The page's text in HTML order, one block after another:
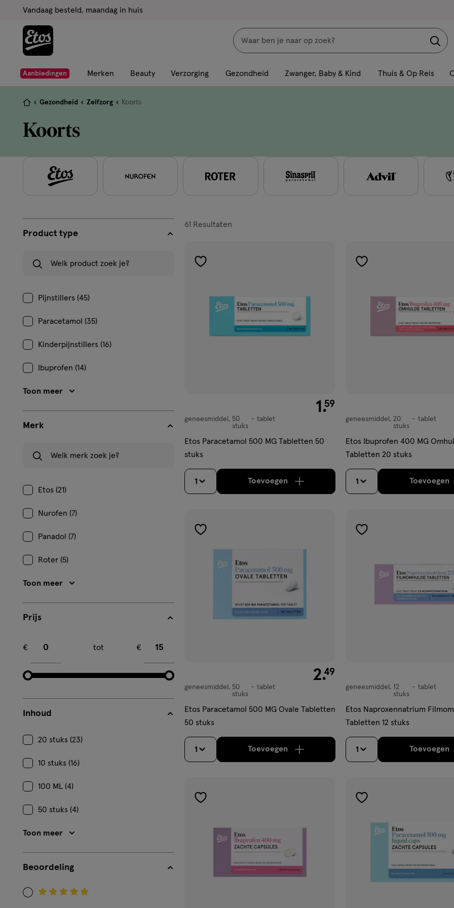
ga
de
hoofd
ga
naar
de
ga
naar
footer
Vandaag besteld, maandag in huis
Zoeken
met
dit
geavanceerde
zoekopties
Aanbiedingen Merken Beauty Verzorging Gezondheid Zwanger, Baby & Kind Thuis & Op Reis
Je
hier:
Gezondheid Zelfzorg Koorts
Koorts
filters
Product type
Pijnstillers (45)
Paracetamol (35)
Kinderpijnstillers (16)
Ibuprofen (14)
Toon meer
Merk
Etos (21)
Nurofen (7)
Panadol (7)
Roter (5)
Toon meer
Prijs
€
tot
€
Inhoud
20 stuks (23)
10 stuks (16)
100 ML (4)
50 stuks (4)
Toon meer
Beoordeling
61 Resultaten
producten
toevoegen
€ 1.59
1 .59
geneesmiddel,
geneesmiddel
50
stuks
tablet
Etos Paracetamol 500 MG Tabletten 50
stuks
1 Toevoegenverhoog aantal met één, Limiet bereikt.Je kan
toevoegen
geneesmiddel,
geneesmiddel
20
stuks
tablet
Etos Ibuprofen 400 MG
Tabletten 20 stuks
1 Toevoegen
toevoegen
verlanglijst
€ 2.49
2.49
geneesmiddel,
geneesmiddel
50
stuks
tablet
Etos Paracetamol 500 MG Ovale Tabletten
50 stuks
1 Toevoegenverhoog aantal met één, Limiet bereikt.Je kan
toevoegen
geneesmiddel,
geneesmiddel
12
stuks
tablet
Etos Naproxennatrium
Tabletten 12 stuks
1 Toevoegen
toevoegen
verlanglijst
toevoegen
verlanglijst